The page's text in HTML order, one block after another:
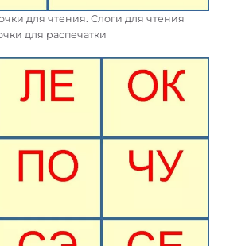
для чтения. Слоги для чтения
для распечатки